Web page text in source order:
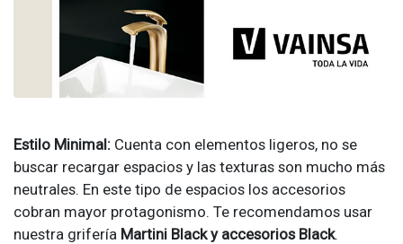
Estilo Minimal: Cuenta con elementos ligeros, no se
buscar recargar espacios y las texturas son mucho más
neutrales. En este tipo de espacios los accesorios
cobran mayor protagonismo. Te recomendamos usar
nuestra grifería Martini Black y accesorios Black.